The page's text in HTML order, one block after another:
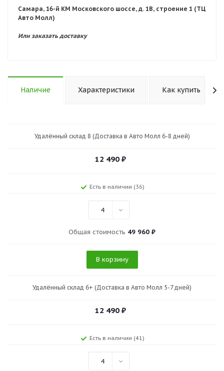
Самара, 16-й КМ Московского шоссе, д. 1В, строение 1 (ТЦ
Авто Молл)
Или заказать доставку
Наличие Характеристики Как купить
Удалённый склад 8 (Доставка в Авто Молл 6-8 дней)
12 490₽
Есть в наличии (36)
4
Общая стоимость 49 960 ₽
В корзину
Удалённый склад 6+ (Доставка в Авто Молл 5-7 дней)
12 490₽
Есть в наличии (41)
4